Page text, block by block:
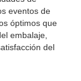
eventos de
óptimos que
embalaje,
del